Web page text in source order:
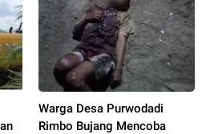
Warga Desa Purwodadi
Rimbo Bujang Mencoba